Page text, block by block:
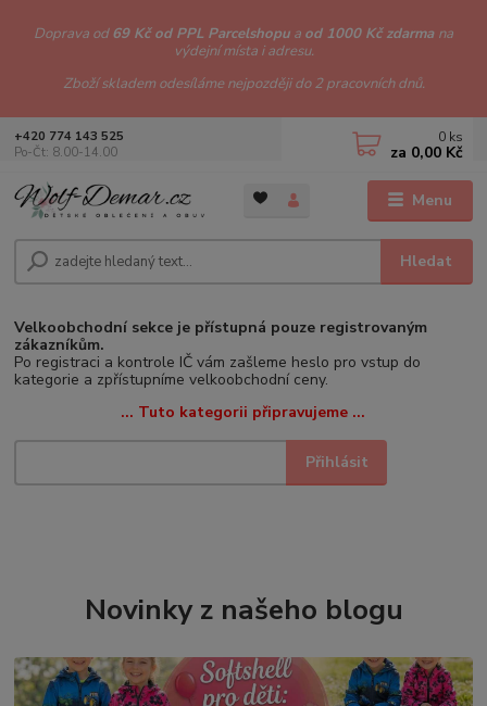
Doprava od69 Kč od PPL Parcelshopu a od 1000 Kč zdarma na
výdejní místa i adresu.
Zboží skladem odesíláme nejpozději do 2 pracovních dnů.
Menu
Hledat
+420 774 143 525
Po-Čt: 8.00-14.00
0 ks
za 0,00 Kč
Velkoobchodní sekce je přístupná pouze registrovaným
zákazníkům.
Po registraci a kontrole IČ vám zašleme heslo pro vstup do
kategorie a zpřístupníme velkoobchodní ceny.
... Tuto kategorii připravujeme ...
Novinky z našeho blogu